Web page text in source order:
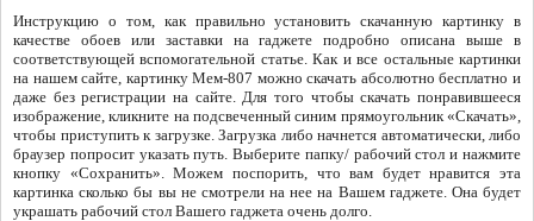
Инструкцию о том, как правильно установить скачанную картинку в
качестве обоев или заставки на гаджете подробно описана выше в
соответствующей вспомогательной статье. Как и все остальные картинки
на нашем сайте, картинку Мем-807 можно скачать абсолютно бесплатно и
даже без регистрации на сайте. Для того чтобы скачать понравившееся
изображение, кликните на подсвеченный синим прямоугольник «Скачать»,
чтобы приступить к загрузке. Загрузка либо начнется автоматически, либо
браузер попросит указать путь. Выберите папку/ рабочий стол и нажмите
кнопку «Сохранить». Можем поспорить, что вам будет нравится эта
картинка сколько бы вы не смотрели на нее на Вашем гаджете. Она будет
украшать рабочий стол Вашего гаджета очень долго.